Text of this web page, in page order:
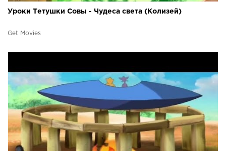
Уроки Тетушки Совы - Чудеса света (Колизей)
Get Movies